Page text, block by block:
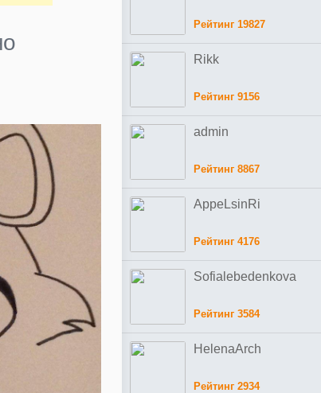
Рейтинг 19827
Rikk
Рейтинг 9156
admin
Рейтинг 8867
AppeLsinRi
Рейтинг 4176
Sofialebedenkova
Рейтинг 3584
HelenaArch
Рейтинг 2934